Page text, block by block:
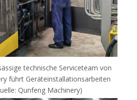
technische Serviceteam von
führt Geräteinstallationsarbeiten
Qunfeng Machinery)